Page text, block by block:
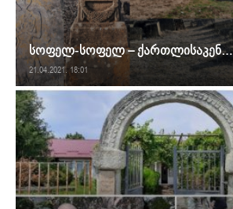
სოფელ-სოფელ – ქართლისაკენ…
21.04.2021. 18:01